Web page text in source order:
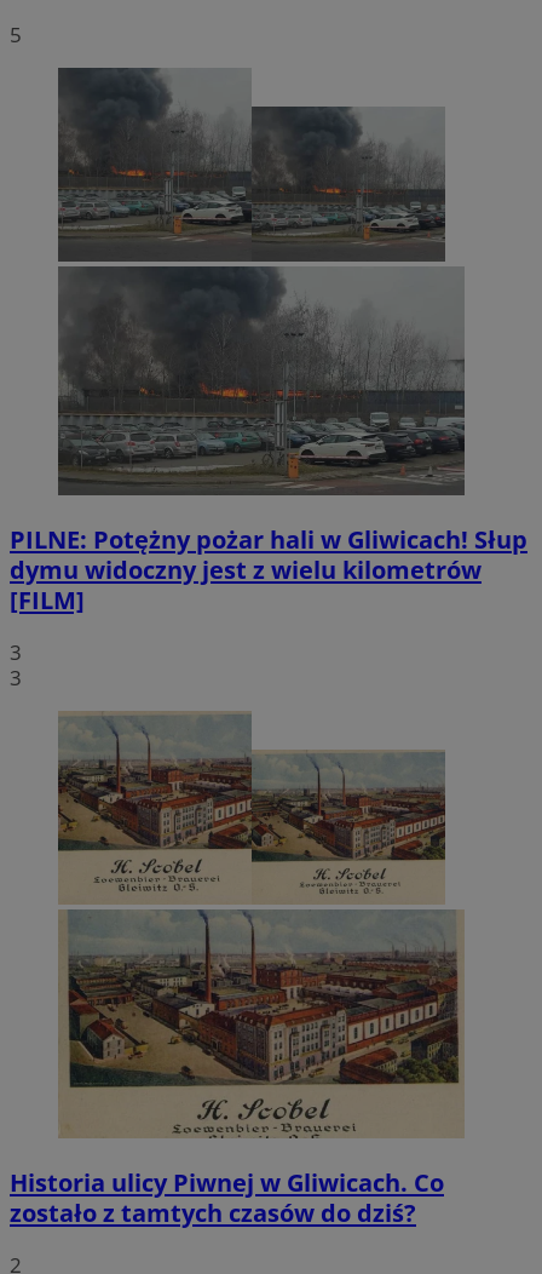
5
PILNE: Potężny pożar hali w Gliwicach! Słup
dymu widoczny jest z wielu kilometrów
[FILM]
3
3
Historia ulicy Piwnej w Gliwicach. Co
zostało z tamtych czasów do dziś?
2